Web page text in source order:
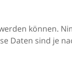
können.
Daten sind je